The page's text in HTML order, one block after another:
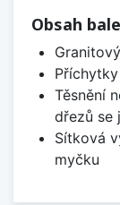
Obsah
Příchytky
Těsnění
dřezů se
Sítková
myčku